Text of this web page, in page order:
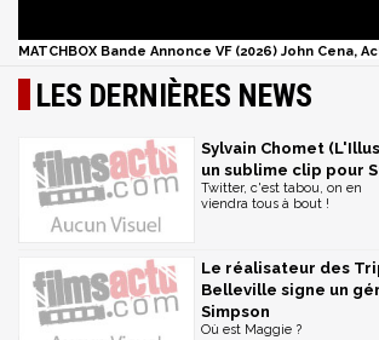
MATCHBOX Bande Annonce VF (2026) John Cena,
LES DERNIÈRES NEWS
Sylvain Chomet
un sublime clip pour
Twitter, c'est tabou, on en
viendra tous à bout !
Le réalisateur des
Belleville signe un
Simpson
Où est Maggie ?